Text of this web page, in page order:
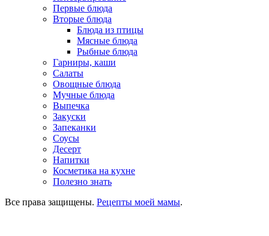
Первые блюда
Вторые блюда
Блюда из птицы
Мясные блюда
Рыбные блюда
Гарниры, каши
Салаты
Овощные блюда
Мучные блюда
Выпечка
Закуски
Запеканки
Соусы
Десерт
Напитки
Косметика на кухне
Полезно знать
Все права защищены. Рецепты моей мамы.